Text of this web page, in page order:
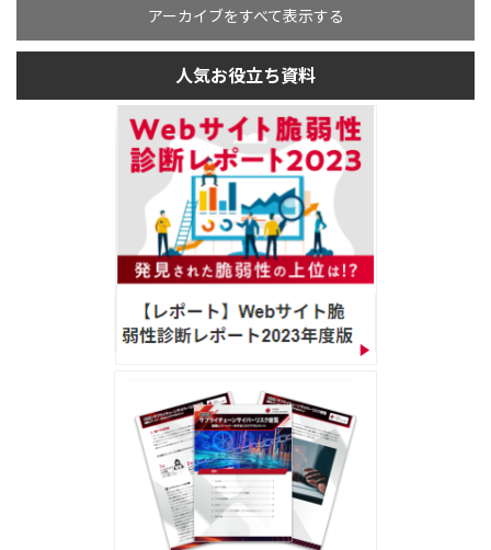
アーカイブをすべて表示する
人気お役立ち資料